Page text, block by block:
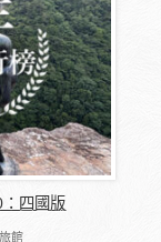
四國版
館